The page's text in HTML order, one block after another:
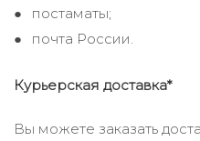
постаматы;
почта России.
Курьерская доставка*
Вы можете заказать